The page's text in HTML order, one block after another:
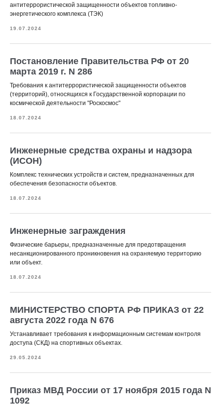
антитеррористической защищенности объектов топливно-
энергетического комплекса (ТЭК)
19.07.2024
Постановление Правительства РФ от 20
марта 2019 г. N 286
Требования к антитеррористической защищенности объектов
(территорий), относящихся к Государственной корпорации по
космической деятельности "Роскосмос"
18.07.2024
Инженерные средства охраны и надзора
(ИСОН)
Комплекс технических устройств и систем, предназначенных для
обеспечения безопасности объектов.
18.07.2024
Инженерные заграждения
Физические барьеры, предназначенные для предотвращения
несанкционированного проникновения на охраняемую территорию
или объект.
18.07.2024
МИНИСТЕРСТВО СПОРТА РФ ПРИКАЗ от 22
августа 2022 года N 676
Устанавливает требования к информационным системам контроля
доступа (СКД) на спортивных объектах.
29.05.2024
Приказ МВД России от 17 ноября 2015 года N
1092